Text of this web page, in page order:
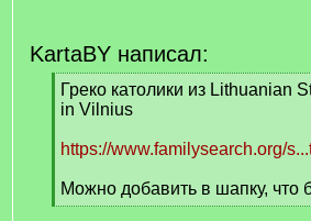
KartaBY написал:
[
q
Греко католики из Lithuanian
in Vilnius
https://www.familysearch.org/
Можно добавить в шапку, что
[